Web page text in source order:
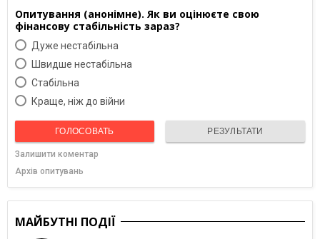
Опитування (анонімне). Як ви оцінюєте свою
фінансову стабільність зараз?
Дуже нестабільна
Швидше нестабільна
Cтабільна
Краще, ніж до війни
ГОЛОСОВАТЬ РЕЗУЛЬТАТИ
Залишити коментар
Архів опитувань
МАЙБУТНІ ПОДІЇ